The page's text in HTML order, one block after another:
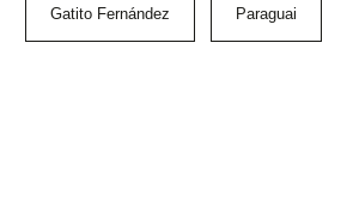
Gatito Fernández Paraguai